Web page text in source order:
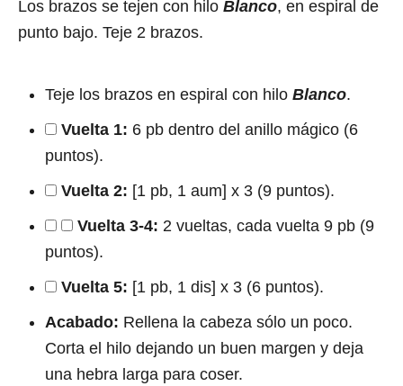
Los brazos se tejen con hilo Blanco, en espiral de
punto bajo. Teje 2 brazos.
Teje los brazos en espiral con hilo Blanco.
Vuelta 1: 6 pb dentro del anillo mágico (6
puntos).
Vuelta 2: [1 pb, 1 aum] x 3 (9 puntos).
Vuelta 3-4: 2 vueltas, cada vuelta 9 pb (9
puntos).
Vuelta 5: [1 pb, 1 dis] x 3 (6 puntos).
Acabado: Rellena la cabeza sólo un poco.
Corta el hilo dejando un buen margen y deja
una hebra larga para coser.